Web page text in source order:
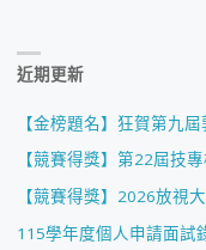
近期更新
【金榜題名】狂賀第九
【競賽得獎】第22屆技
【競賽得獎】2026放視
115學年度個人申請面試